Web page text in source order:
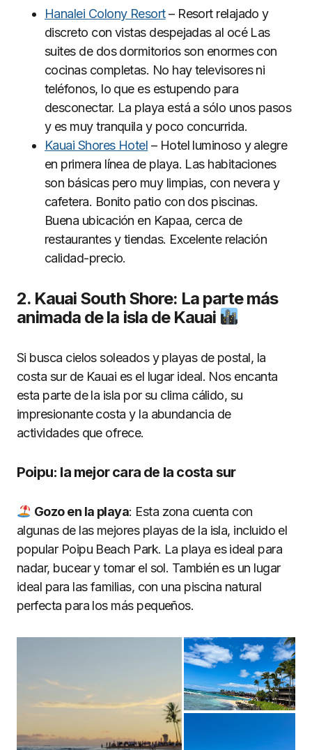
Hanalei Colony Resort– Resort relajado y
discreto con vistas despejadas al océ Las
suites de dos dormitorios son enormes con
cocinas completas. No hay televisores ni
teléfonos, lo que es estupendo para
desconectar. La playa está a sólo unos pasos
y es muy tranquila y poco concurrida.
Kauai Shores Hotel – Hotel luminoso y alegre
en primera línea de playa. Las habitaciones
son básicas pero muy limpias, con nevera y
cafetera. Bonito patio con dos piscinas.
Buena ubicación en Kapaa, cerca de
restaurantes y tiendas. Excelente relación
calidad-precio.
2. Kauai South Shore: La parte más
animada de la isla de Kauai
Si busca cielos soleados y playas de postal, la
costa sur de Kauai es el lugar ideal. Nos encanta
esta parte de la isla por su clima cálido, su
impresionante costa y la abundancia de
actividades que ofrece.
Poipu: la mejor cara de la costa sur
Gozo en la playa: Esta zona cuenta con
algunas de las mejores playas de la isla, incluido el
popular Poipu Beach Park. La playa es ideal para
nadar, bucear y tomar el sol. También es un lugar
ideal para las familias, con una piscina natural
perfecta para los más pequeños.